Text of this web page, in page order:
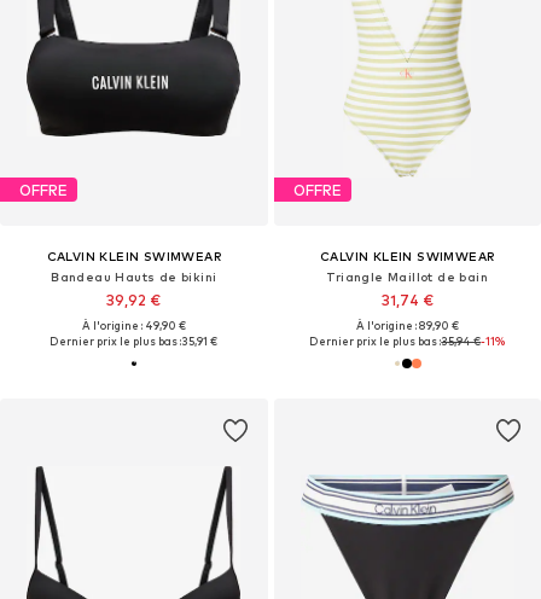
OFFRE
CALVIN KLEIN SWIMWEAR
Bandeau Hauts de bikini
39,92 €
À l'origine : 49,90 €
Dernier prix le plus bas :35,91 €
OFFRE
CALVIN KLEIN SWIMWEAR
Triangle Maillot de bain
31,74 €
À l'origine : 89,90 €
Dernier prix le plus bas :35,94 €-11%